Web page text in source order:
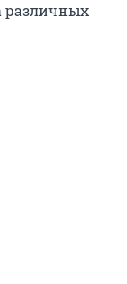
различных